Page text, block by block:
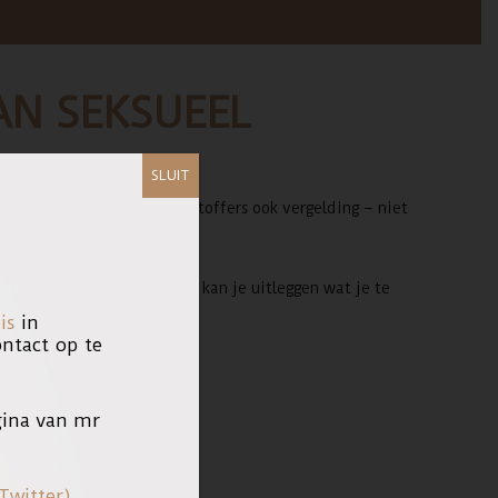
SEKSUEEL
Soms willen slachtoffers ook vergelding – niet
stoppen. Een advocaat kan je uitleggen wat je te
in
op te
van mr
SLUIT